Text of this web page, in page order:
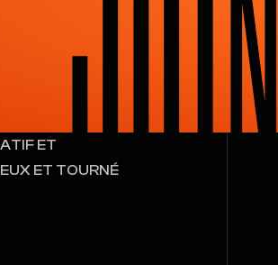
ET
ET TOURNÉ